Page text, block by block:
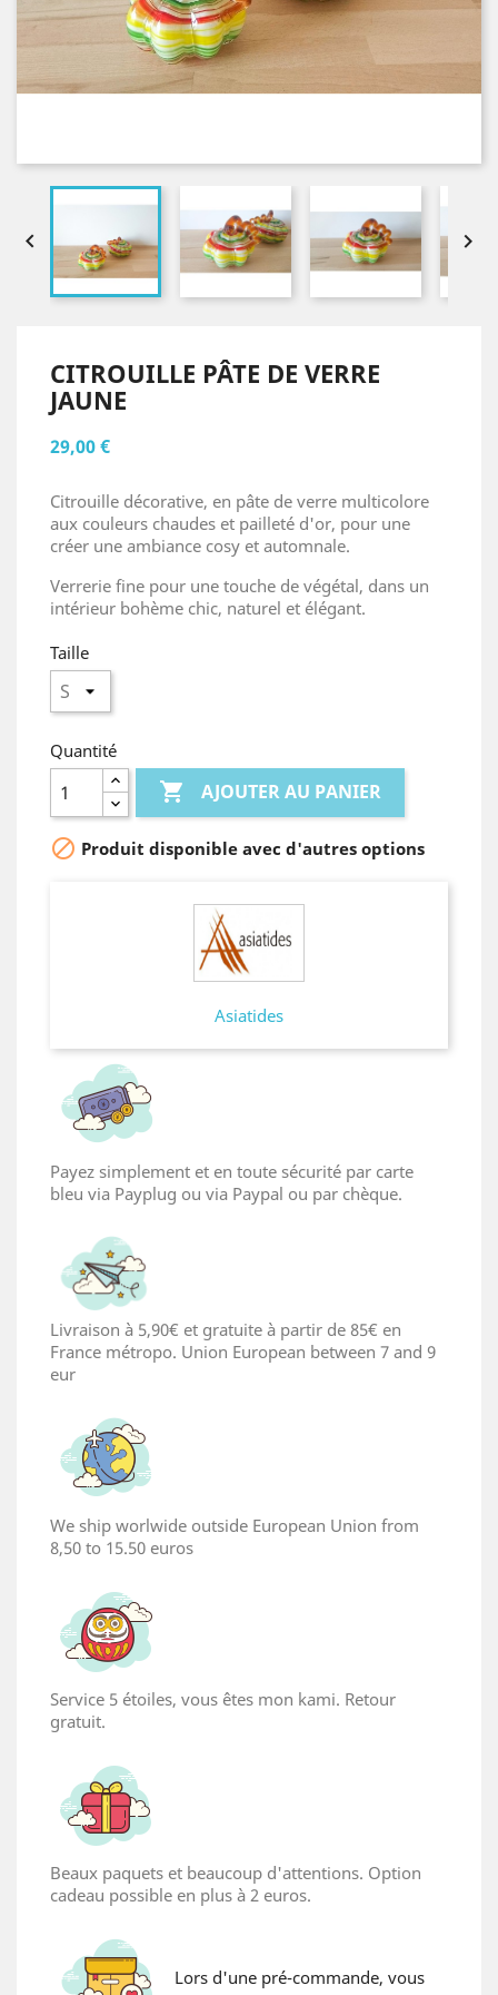
 
CITROUILLE PÂTE DE VERRE
JAUNE
29,00 €
Citrouille décorative, en pâte de verre multicolore
aux couleurs chaudes et pailleté d'or, pour une
créer une ambiance cosy et automnale.
Verrerie fine pour une touche de végétal, dans un
intérieur bohème chic, naturel et élégant.
Taille
Quantité
 AJOUTER AU PANIER
 Produit disponible avec d'autres options
Asiatides
Payez simplement et en toute sécurité par carte
bleu via Payplug ou via Paypal ou par chèque.
Livraison à 5,90€ et gratuite à partir de 85€ en
France métropo. Union European between 7 and 9
eur
We ship worlwide outside European Union from
8,50 to 15.50 euros
Service 5 étoiles, vous êtes mon kami. Retour
gratuit.
Beaux paquets et beaucoup d'attentions. Option
cadeau possible en plus à 2 euros.
Lors d'une pré-commande, vous